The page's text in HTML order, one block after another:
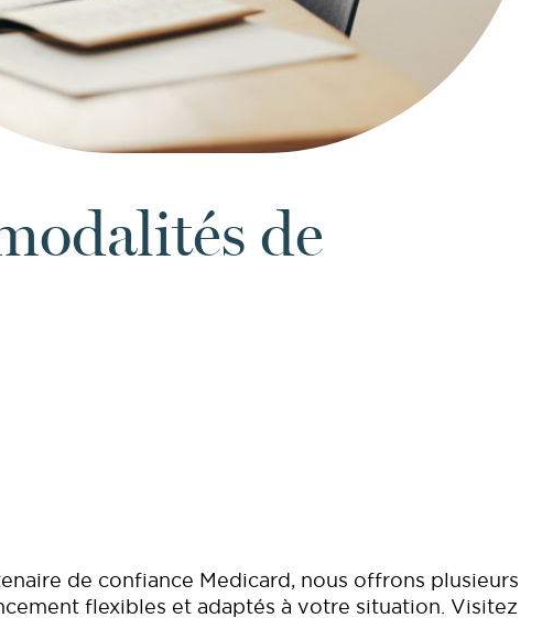
de
de confiance Medicard, nous offrons plusieurs
flexibles et adaptés à votre situation. Visitez